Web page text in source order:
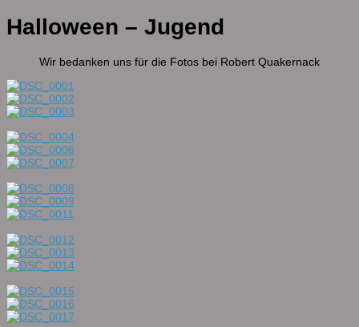
Halloween – Jugend
Wir bedanken uns für die Fotos bei Robert Quakernack